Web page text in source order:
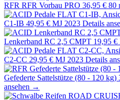
RFR RFR Vorbau PRO 36,95 € 80
C1-IB 49,95 € MJ 2023 Details
Lenkerband RC 2,5 CMPT 19,95 €
C2-CC 29,95 € MJ 2023 Details
Gefederte Sattelstütze (80 - 120 kg)
ansehen →